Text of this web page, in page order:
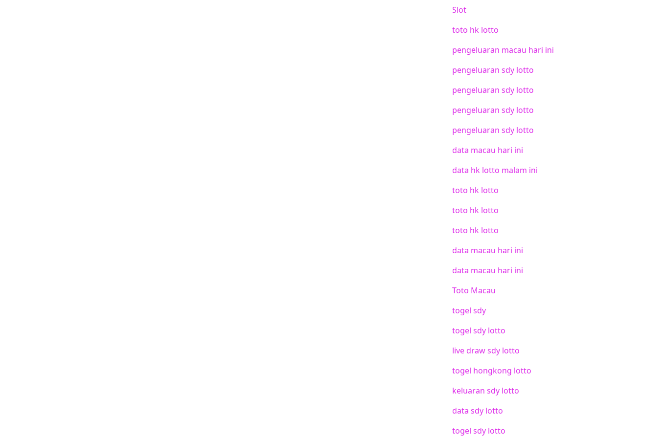
Slot
toto hk lotto
pengeluaran macau hari ini
pengeluaran sdy lotto
pengeluaran sdy lotto
pengeluaran sdy lotto
pengeluaran sdy lotto
data macau hari ini
data hk lotto malam ini
toto hk lotto
toto hk lotto
toto hk lotto
data macau hari ini
data macau hari ini
Toto Macau
togel sdy
togel sdy lotto
live draw sdy lotto
togel hongkong lotto
keluaran sdy lotto
data sdy lotto
togel sdy lotto